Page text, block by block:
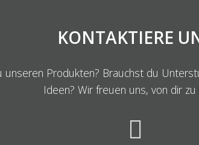
KONTAKTIERE
unseren Produkten? Brauchst du
Ideen? Wir freuen uns, von dir zu